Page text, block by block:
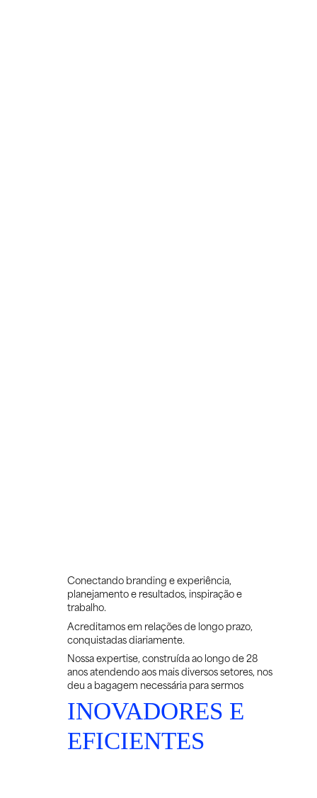
Conectando branding e experiência,
planejamento e resultados, inspiração e
trabalho.
Acreditamos em relações de longo prazo,
conquistadas diariamente.
Nossa expertise, construída ao longo de 28
anos atendendo aos mais diversos setores, nos
deu a bagagem necessária para sermos
INOVADORES E
EFICIENTES